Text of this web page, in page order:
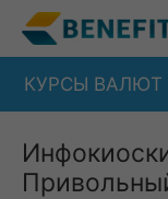
КУРСЫ ВАЛЮТ